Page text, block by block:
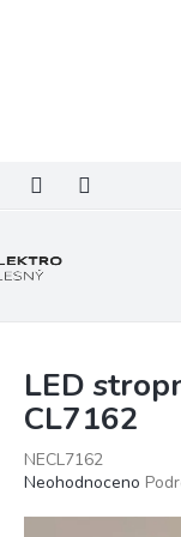
LED
CL7162
NECL7162
Průměrné
Neohodnoceno